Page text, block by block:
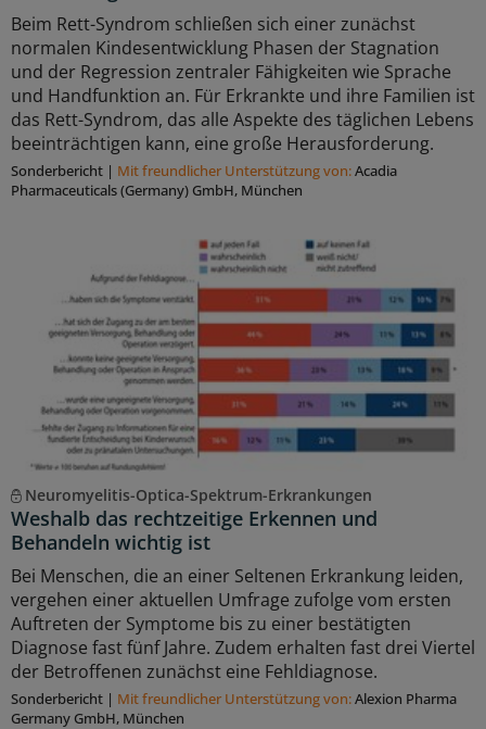
Beim Rett-Syndrom schließen sich einer zunächst
normalen Kindesentwicklung Phasen der Stagnation
und der Regression zentraler Fähigkeiten wie Sprache
und Handfunktion an. Für Erkrankte und ihre Familien ist
das Rett-Syndrom, das alle Aspekte des täglichen Lebens
beeinträchtigen kann, eine große Herausforderung.
Sonderbericht | Mit freundlicher Unterstützung von:Acadia
Pharmaceuticals (Germany) GmbH, München
Neuromyelitis-Optica-Spektrum-Erkrankungen
Weshalb das rechtzeitige Erkennen und
Behandeln wichtig ist
Bei Menschen, die an einer Seltenen Erkrankung leiden,
vergehen einer aktuellen Umfrage zufolge vom ersten
Auftreten der Symptome bis zu einer bestätigten
Diagnose fast fünf Jahre. Zudem erhalten fast drei Viertel
der Betroffenen zunächst eine Fehldiagnose.
Sonderbericht | Mit freundlicher Unterstützung von:Alexion Pharma
Germany GmbH, München